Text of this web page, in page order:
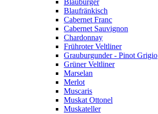
Blauburger
Blaufränkisch
Cabernet Franc
Cabernet Sauvignon
Chardonnay
Frühroter Veltliner
Grauburgunder - Pinot Grigio
Grüner Veltliner
Marselan
Merlot
Muscaris
Muskat Ottonel
Muskateller